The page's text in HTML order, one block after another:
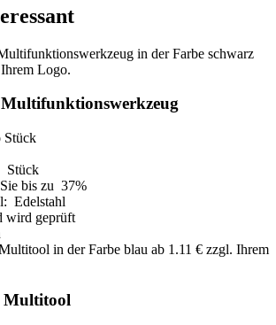
Stück
Stück
bis zu 37%
Edelstahl
wird geprüft
Multitool